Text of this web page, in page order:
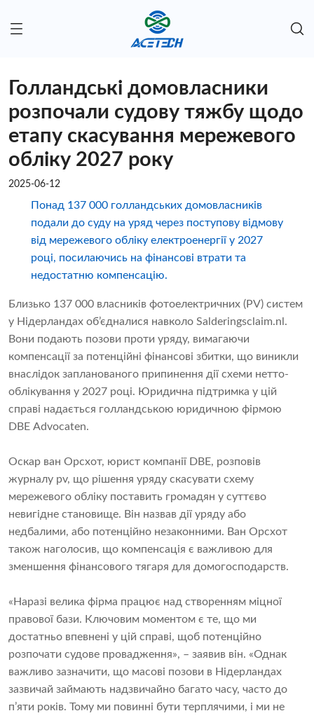
Голландські домовласники
розпочали судову тяжбу щодо
етапу скасування мережевого
обліку 2027 року
2025-06-12
Понад 137 000 голландських домовласників
подали до суду на уряд через поступову відмову
від мережевого обліку електроенергії у 2027
році, посилаючись на фінансові втрати та
недостатню компенсацію.
Близько 137 000 власників фотоелектричних (PV) систем
у Нідерландах об’єдналися навколо Salderingsclaim.nl.
Вони подають позови проти уряду, вимагаючи
компенсації за потенційні фінансові збитки, що виникли
внаслідок запланованого припинення дії схеми нетто-
облікування у 2027 році. Юридична підтримка у цій
справі надається голландською юридичною фірмою
DBE Advocaten.
Оскар ван Орсхот, юрист компанії DBE, розповів
журналу pv, що рішення уряду скасувати схему
мережевого обліку поставить громадян у суттєво
невигідне становище. Він назвав дії уряду або
недбалими, або потенційно незаконними. Ван Орсхот
також наголосив, що компенсація є важливою для
зменшення фінансового тягаря для домогосподарств.
«Наразі велика фірма працює над створенням міцної
правової бази. Ключовим моментом є те, що ми
достатньо впевнені у цій справі, щоб потенційно
розпочати судове провадження», – заявив він. «Однак
важливо зазначити, що масові позови в Нідерландах
зазвичай займають надзвичайно багато часу, часто до
п’яти років. Тому ми повинні бути терплячими, і ми не